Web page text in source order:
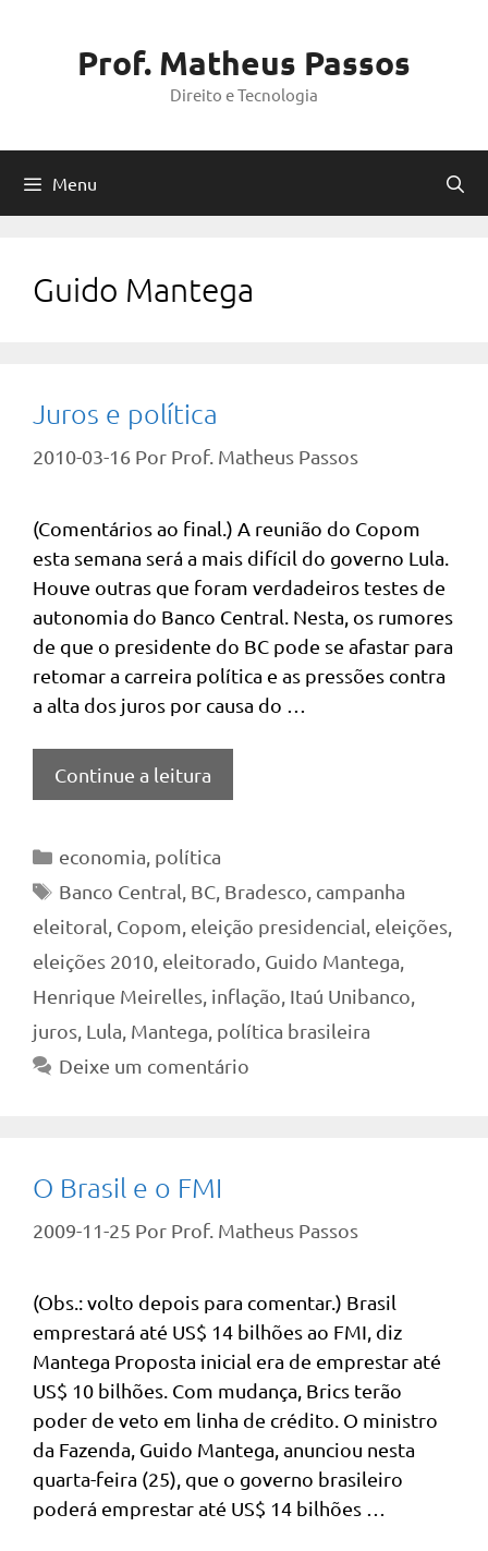
Prof. Matheus Passos
Direito e Tecnologia
Menu
Guido Mantega
Juros e política
2010-03-16 Por Prof. Matheus Passos
(Comentários ao final.) A reunião do Copom
esta semana será a mais difícil do governo Lula.
Houve outras que foram verdadeiros testes de
autonomia do Banco Central. Nesta, os rumores
de que o presidente do BC pode se afastar para
retomar a carreira política e as pressões contra
a alta dos juros por causa do …
Continue a leitura
Categorias
economia política
Tags
Banco Central BC, Bradesco campanha
eleitoral Copom eleição presidencial eleições
eleições 2010 eleitorado Guido Mantega
Henrique Meirelles inflação Itaú Unibanco
juros Lula Mantega política brasileira
Deixe um comentário
O Brasil e o FMI
2009-11-25 Por Prof. Matheus Passos
(Obs.: volto depois para comentar.) Brasil
emprestará até US$ 14 bilhões ao FMI, diz
Mantega Proposta inicial era de emprestar até
US$ 10 bilhões. Com mudança, Brics terão
poder de veto em linha de crédito. O ministro
da Fazenda, Guido Mantega, anunciou nesta
quarta-feira (25), que o governo brasileiro
poderá emprestar até US$ 14 bilhões …